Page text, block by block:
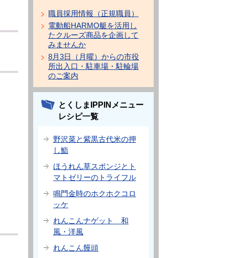
職員採用情報（正規職員）
電動船HARMO艇を活用し
たクルーズ商品を企画して
みませんか
8月3日（月曜）からの市役
所出入口・駐車場・駐輪場
のご案内
とくしまIPPINメニュー
レシピ一覧
野沢菜と紫黒古代米の押
し鮨
ほうれん草スポンジとト
マトゼリーのトライフル
鳴門金時のホクホクコロ
ッケ
れんこんナゲット 和
風・洋風
れんこん饅頭